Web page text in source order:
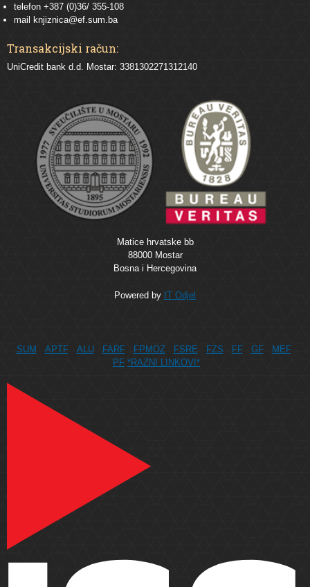
telefon +387 (0)36/ 355-108
mail
knjiznica@ef.sum.ba
Transakcijski račun:
UniCredit bank d.d. Mostar: 3381302271312140
Matice hrvatske bb
88000 Mostar
Bosna i Hercegovina
Powered by IT Odjel
SUM APTF ALU FARF FPMOZ FSRE FZS FF GF
MEF
PF *RAZNI LINKOVI*